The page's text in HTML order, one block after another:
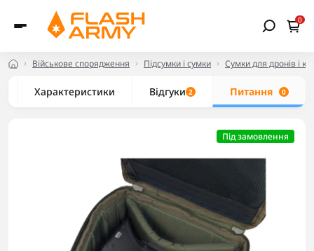
0
Військове спорядження Підсумки і сумки Сумки для дронів і
Характеристики Відгуки 2 Питання 0
Під замовлення